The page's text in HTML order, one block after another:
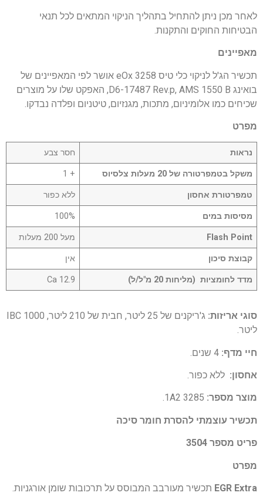
לאחר מכן ניתן להתחיל בתהליך הניקוי המתאים לכל תנאי
הבטיחות החוקים והתקנות.
מאפיינים
תכשיר הג'ל לניקוי כלי טיס eOx 3258 אושר לפי המאפיינים של
בואינג D6-17487 Rev.p, AMS 1550 B, האפקט שלו על מוצרים
שכיחים כמו אלומיניום, מתכות, מגנזיום, טיטניום ופלדה נבדקו.
מפרט
נראות חסר צבע
משקל בטמפרטורה של 20 מעלות צלסיוס + 1
טמפרטורת אחסון ללא כפור
מסיסות במים 100%
Flash Point מעל 200 מעלות
קבוצת סיכון אין
מדד לחומציות (מליחות 20 מ"ל/ל) 12.9 Ca
סוגי אריזות:
ג'ריקנים של 25 ליטר, חבית של 210 ליטר, IBC 1000
ליטר.
חיי מדף:
אחסון: ללא כפור.
מוצר מספר:
תכשיר עוצמתי להסרת חומר סיכה
פריט מספר 3504
מפרט
EGR Extra תכשיר מעורבב המבוסס על תרכובות שומן אורגניות.